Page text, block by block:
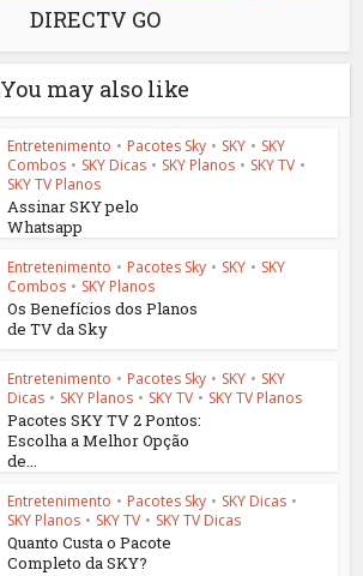
DIRECTV GO
You may also like
Entretenimento • Pacotes Sky • SKY • SKY
Combos • SKY Dicas • SKY Planos • SKY TV •
SKY TV Planos
Assinar SKY pelo
Whatsapp
Entretenimento • Pacotes Sky • SKY • SKY
Combos • SKY Planos
Os Benefícios dos Planos
de TV da Sky
Entretenimento • Pacotes Sky • SKY • SKY
Dicas • SKY Planos • SKY TV • SKY TV Planos
Pacotes SKY TV 2 Pontos:
Escolha a Melhor Opção
de...
Entretenimento • Pacotes Sky • SKY Dicas •
SKY Planos • SKY TV • SKY TV Dicas
Quanto Custa o Pacote
Completo da SKY?